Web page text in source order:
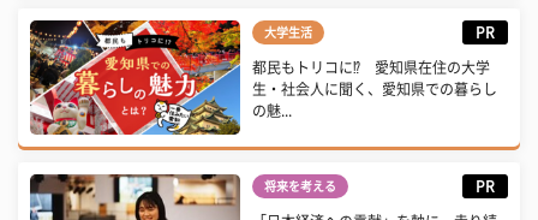
大学生活 PR
都民もトリコに⁉ 愛知県在住の大学
生・社会人に聞く、愛知県での暮らし
の魅...
将来を考える PR